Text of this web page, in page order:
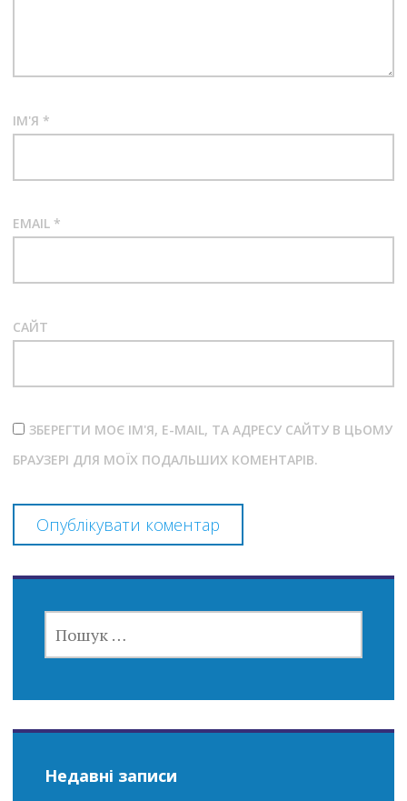
ІМ'Я *
EMAIL *
САЙТ
ЗБЕРЕГТИ МОЄ ІМ'Я, E-MAIL, ТА АДРЕСУ САЙТУ В ЦЬОМУ
БРАУЗЕРІ ДЛЯ МОЇХ ПОДАЛЬШИХ КОМЕНТАРІВ.
Недавні записи